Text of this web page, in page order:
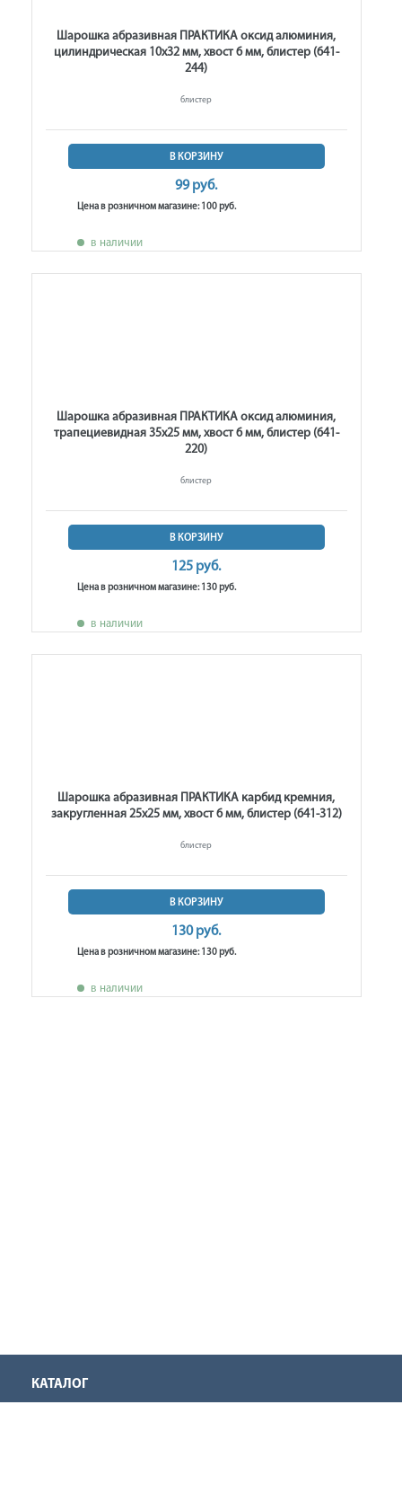
Шарошка абразивная ПРАКТИКА оксид алюминия,
цилиндрическая 10х32 мм, хвост 6 мм, блистер (641-
244)
блистер
В КОРЗИНУ
99 руб.
Цена в розничном магазине: 100 руб.
в наличии
Шарошка абразивная ПРАКТИКА оксид алюминия,
трапециевидная 35х25 мм, хвост 6 мм, блистер (641-
220)
блистер
В КОРЗИНУ
125 руб.
Цена в розничном магазине: 130 руб.
в наличии
Шарошка абразивная ПРАКТИКА карбид кремния,
закругленная 25х25 мм, хвост 6 мм, блистер (641-312)
блистер
В КОРЗИНУ
130 руб.
Цена в розничном магазине: 130 руб.
в наличии
КАТАЛОГ